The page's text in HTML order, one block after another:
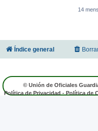
14
Índice general
© Unión de Oficiales
Política de Privacidad - Política de